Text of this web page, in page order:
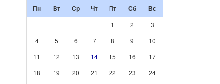
Пн Вт Ср Чт Пт Сб Вс
1 2
3
4
5 6 7 8 9
10
11
12 13 14 15 16
17
18
19 20 21 22 23
24